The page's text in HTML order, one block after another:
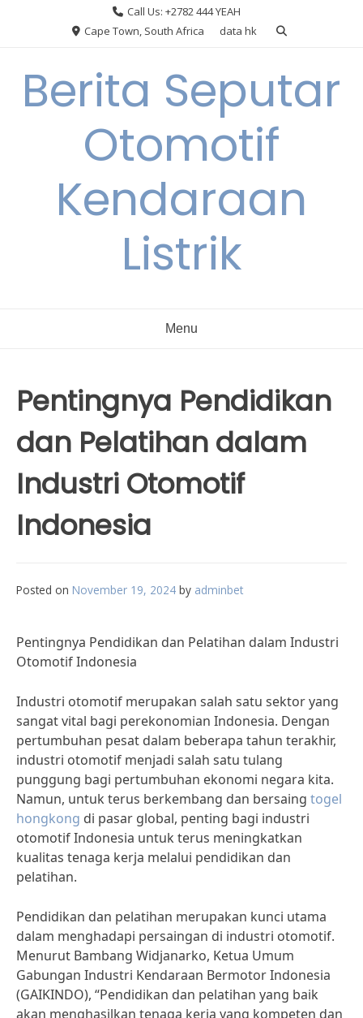
Call Us: +2782 444 YEAH
Cape Town, South Africa
data hk
Berita Seputar
Otomotif
Kendaraan
Listrik
Menu
Pentingnya Pendidikan
dan Pelatihan dalam
Industri Otomotif
Indonesia
Posted on November 19, 2024 by adminbet
Pentingnya Pendidikan dan Pelatihan dalam Industri
Otomotif Indonesia
Industri otomotif merupakan salah satu sektor yang
sangat vital bagi perekonomian Indonesia. Dengan
pertumbuhan pesat dalam beberapa tahun terakhir,
industri otomotif menjadi salah satu tulang
punggung bagi pertumbuhan ekonomi negara kita.
Namun, untuk terus berkembang dan bersaing togel
hongkong di pasar global, penting bagi industri
otomotif Indonesia untuk terus meningkatkan
kualitas tenaga kerja melalui pendidikan dan
pelatihan.
Pendidikan dan pelatihan merupakan kunci utama
dalam menghadapi persaingan di industri otomotif.
Menurut Bambang Widjanarko, Ketua Umum
Gabungan Industri Kendaraan Bermotor Indonesia
(GAIKINDO), “Pendidikan dan pelatihan yang baik
akan menghasilkan tenaga kerja yang kompeten dan